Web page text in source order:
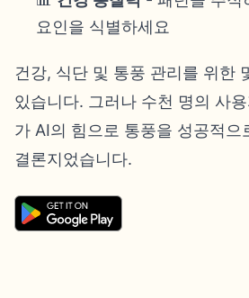
요인을 식별하세요
건강, 식단 및 통풍 관리를 위한
있습니다. 그러나 수천 명의 사
가 AI의 힘으로 통풍을 성공적으
결론지었습니다.